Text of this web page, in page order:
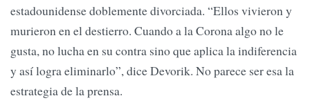
estadounidense doblemente divorciada. “Ellos vivieron y
murieron en el destierro. Cuando a la Corona algo no le
gusta, no lucha en su contra sino que aplica la indiferencia
y así logra eliminarlo”, dice Devorik. No parece ser esa la
estrategia de la prensa.